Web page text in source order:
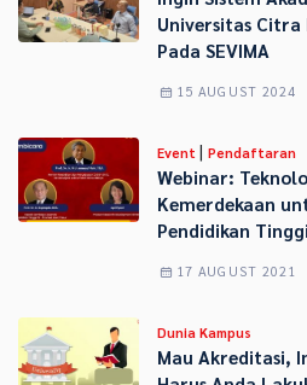
Universitas Citra
Pada SEVIMA
15 AUGUST 2024
Event | Pendaftaran
Webinar:
Kemerdekaan
Pendidikan Tinggi
17 AUGUST 2021
Dunia Kampus
Mau Akreditasi,